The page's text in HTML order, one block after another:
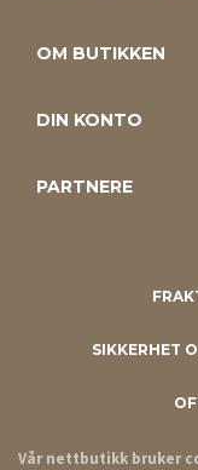
OM BUTIKKEN
DIN KONTO
PARTNERE
SIKKERHET
Vår nettbutikk bruker